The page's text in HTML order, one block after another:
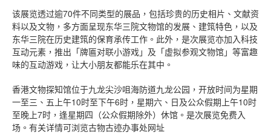
该展览透过逾70件不同类型的展品，包括珍贵的历史相片、文献资
料以及文物，多方面呈现东华三院文物馆的发展、建筑特色，以及
东华三院在历史建筑的保育承传工作。此外，是次展览亦加入科技
互动元素，推出「牌匾对联小游戏」及「虚拟参观文物馆」等富趣
味的互动游戏，让大小朋友都能乐在其中。
香港文物探知馆位于九龙尖沙咀海防道九龙公园，开放时间为星期
一至三、五上午10时至下午6时，星期六、日及公众假期上午10时
至晚上7时，逢星期四（公众假期除外）休馆。是次展览免费入
场。有关详情可浏览古物古迹办事处网址